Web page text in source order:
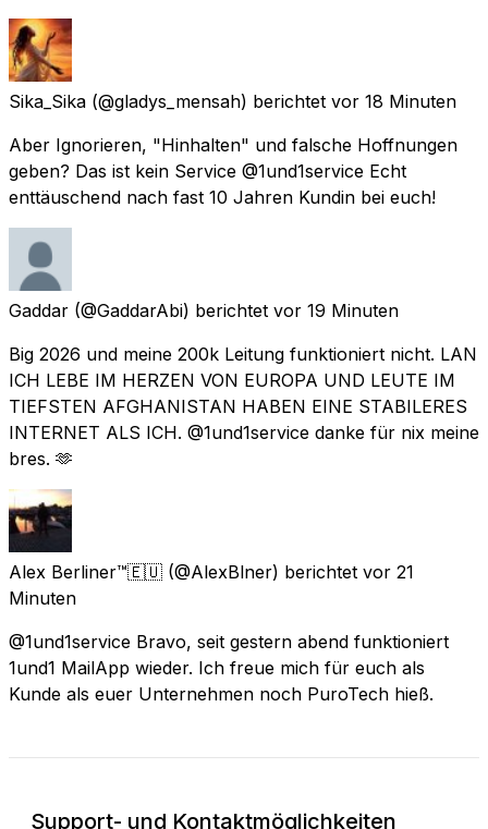
Sika_Sika (@gladys_mensah) berichtet vor 18 Minuten
Aber Ignorieren, "Hinhalten" und falsche Hoffnungen
geben? Das ist kein Service @1und1service Echt
enttäuschend nach fast 10 Jahren Kundin bei euch!
Gaddar (@GaddarAbi) berichtet vor 19 Minuten
Big 2026 und meine 200k Leitung funktioniert nicht. LAN
ICH LEBE IM HERZEN VON EUROPA UND LEUTE IM
TIEFSTEN AFGHANISTAN HABEN EINE STABILERES
INTERNET ALS ICH. @1und1service danke für nix meine
bres. 🫶
Alex Berliner™🇪🇺 (@AlexBlner) berichtet vor 21
Minuten
@1und1service Bravo, seit gestern abend funktioniert
1und1 MailApp wieder. Ich freue mich für euch als
Kunde als euer Unternehmen noch PuroTech hieß.
Support- und Kontaktmöglichkeiten